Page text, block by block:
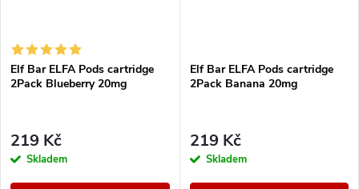
Elf Bar ELFA Pods cartridge
2Pack Blueberry 20mg
219 Kč
Skladem
Elf Bar ELFA Pods cartridge
2Pack Banana 20mg
219 Kč
Skladem